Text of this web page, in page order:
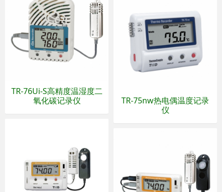
TR-76Ui-S高精度温湿度二
氧化碳记录仪
TR-75nw热电偶温度记录
仪